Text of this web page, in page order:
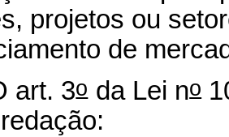
projetos ou
de
3oda Lei no